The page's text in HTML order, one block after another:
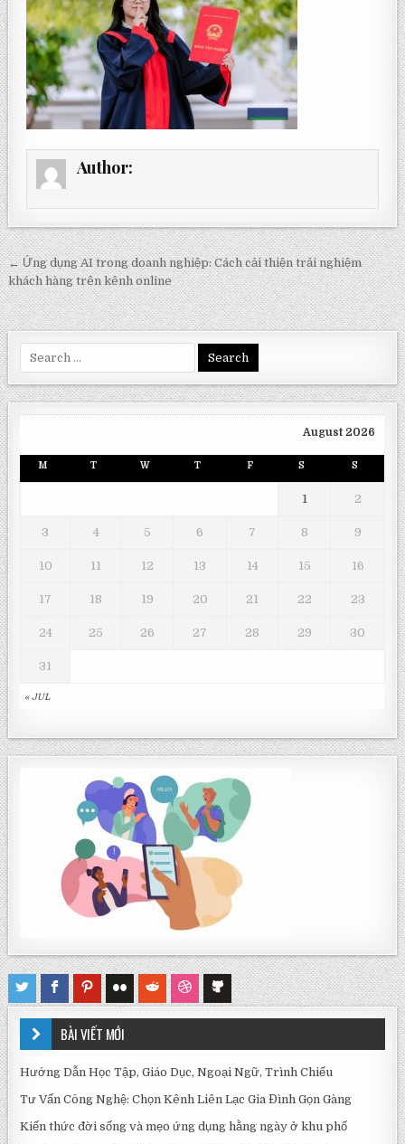
Author:
Post
navigation
← Ứng dụng AI trong doanh nghiệp: Cách cải thiện trải nghiệm
khách hàng trên kênh online
for:
August 2026
M T W T F S S
« JUL
1 2
3 4 5 6 7 8 9
10 11 12 13 14 15 16
17 18 19 20 21 22 23
24 25 26 27 28 29 30
31
BÀI VIẾT MỚI
Hướng Dẫn Học Tập, Giáo Dục, Ngoại Ngữ, Trình Chiếu
Tư Vấn Công Nghệ: Chọn Kênh Liên Lạc Gia Đình Gọn Gàng
Kiến thức đời sống và mẹo ứng dụng hằng ngày ở khu phố